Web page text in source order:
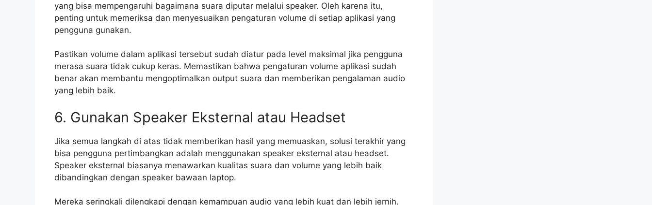
yang bisa mempengaruhi bagaimana suara diputar melalui speaker. Oleh karena itu,
penting untuk memeriksa dan menyesuaikan pengaturan volume di setiap aplikasi yang
pengguna gunakan.
Pastikan volume dalam aplikasi tersebut sudah diatur pada level maksimal jika pengguna
merasa suara tidak cukup keras. Memastikan bahwa pengaturan volume aplikasi sudah
benar akan membantu mengoptimalkan output suara dan memberikan pengalaman audio
yang lebih baik.
6. Gunakan Speaker Eksternal atau Headset
Jika semua langkah di atas tidak memberikan hasil yang memuaskan, solusi terakhir yang
bisa pengguna pertimbangkan adalah menggunakan speaker eksternal atau headset.
Speaker eksternal biasanya menawarkan kualitas suara dan volume yang lebih baik
dibandingkan dengan speaker bawaan laptop.
Mereka seringkali dilengkapi dengan kemampuan audio yang lebih kuat dan lebih jernih.